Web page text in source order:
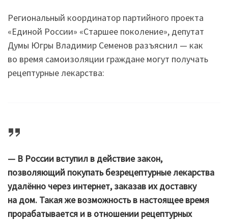
Региональный координатор партийного проекта
«Единой России» «Старшее поколение», депутат
Думы Югры Владимир Семенов разъяснил — как
во время самоизоляции граждане могут получать
рецептурные лекарства:
— В России вступил в действие закон,
позволяющий покупать безрецептурные лекарства
удалённо через интернет, заказав их доставку
на дом. Такая же возможность в настоящее время
прорабатывается и в отношении рецептурных